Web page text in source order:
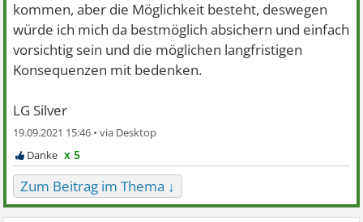
kommen, aber die Möglichkeit besteht, deswegen
würde ich mich da bestmöglich absichern und einfach
vorsichtig sein und die möglichen langfristigen
Konsequenzen mit bedenken.
LG Silver
19.09.2021 15:46 •
x 5
Zum Beitrag im Thema ↓